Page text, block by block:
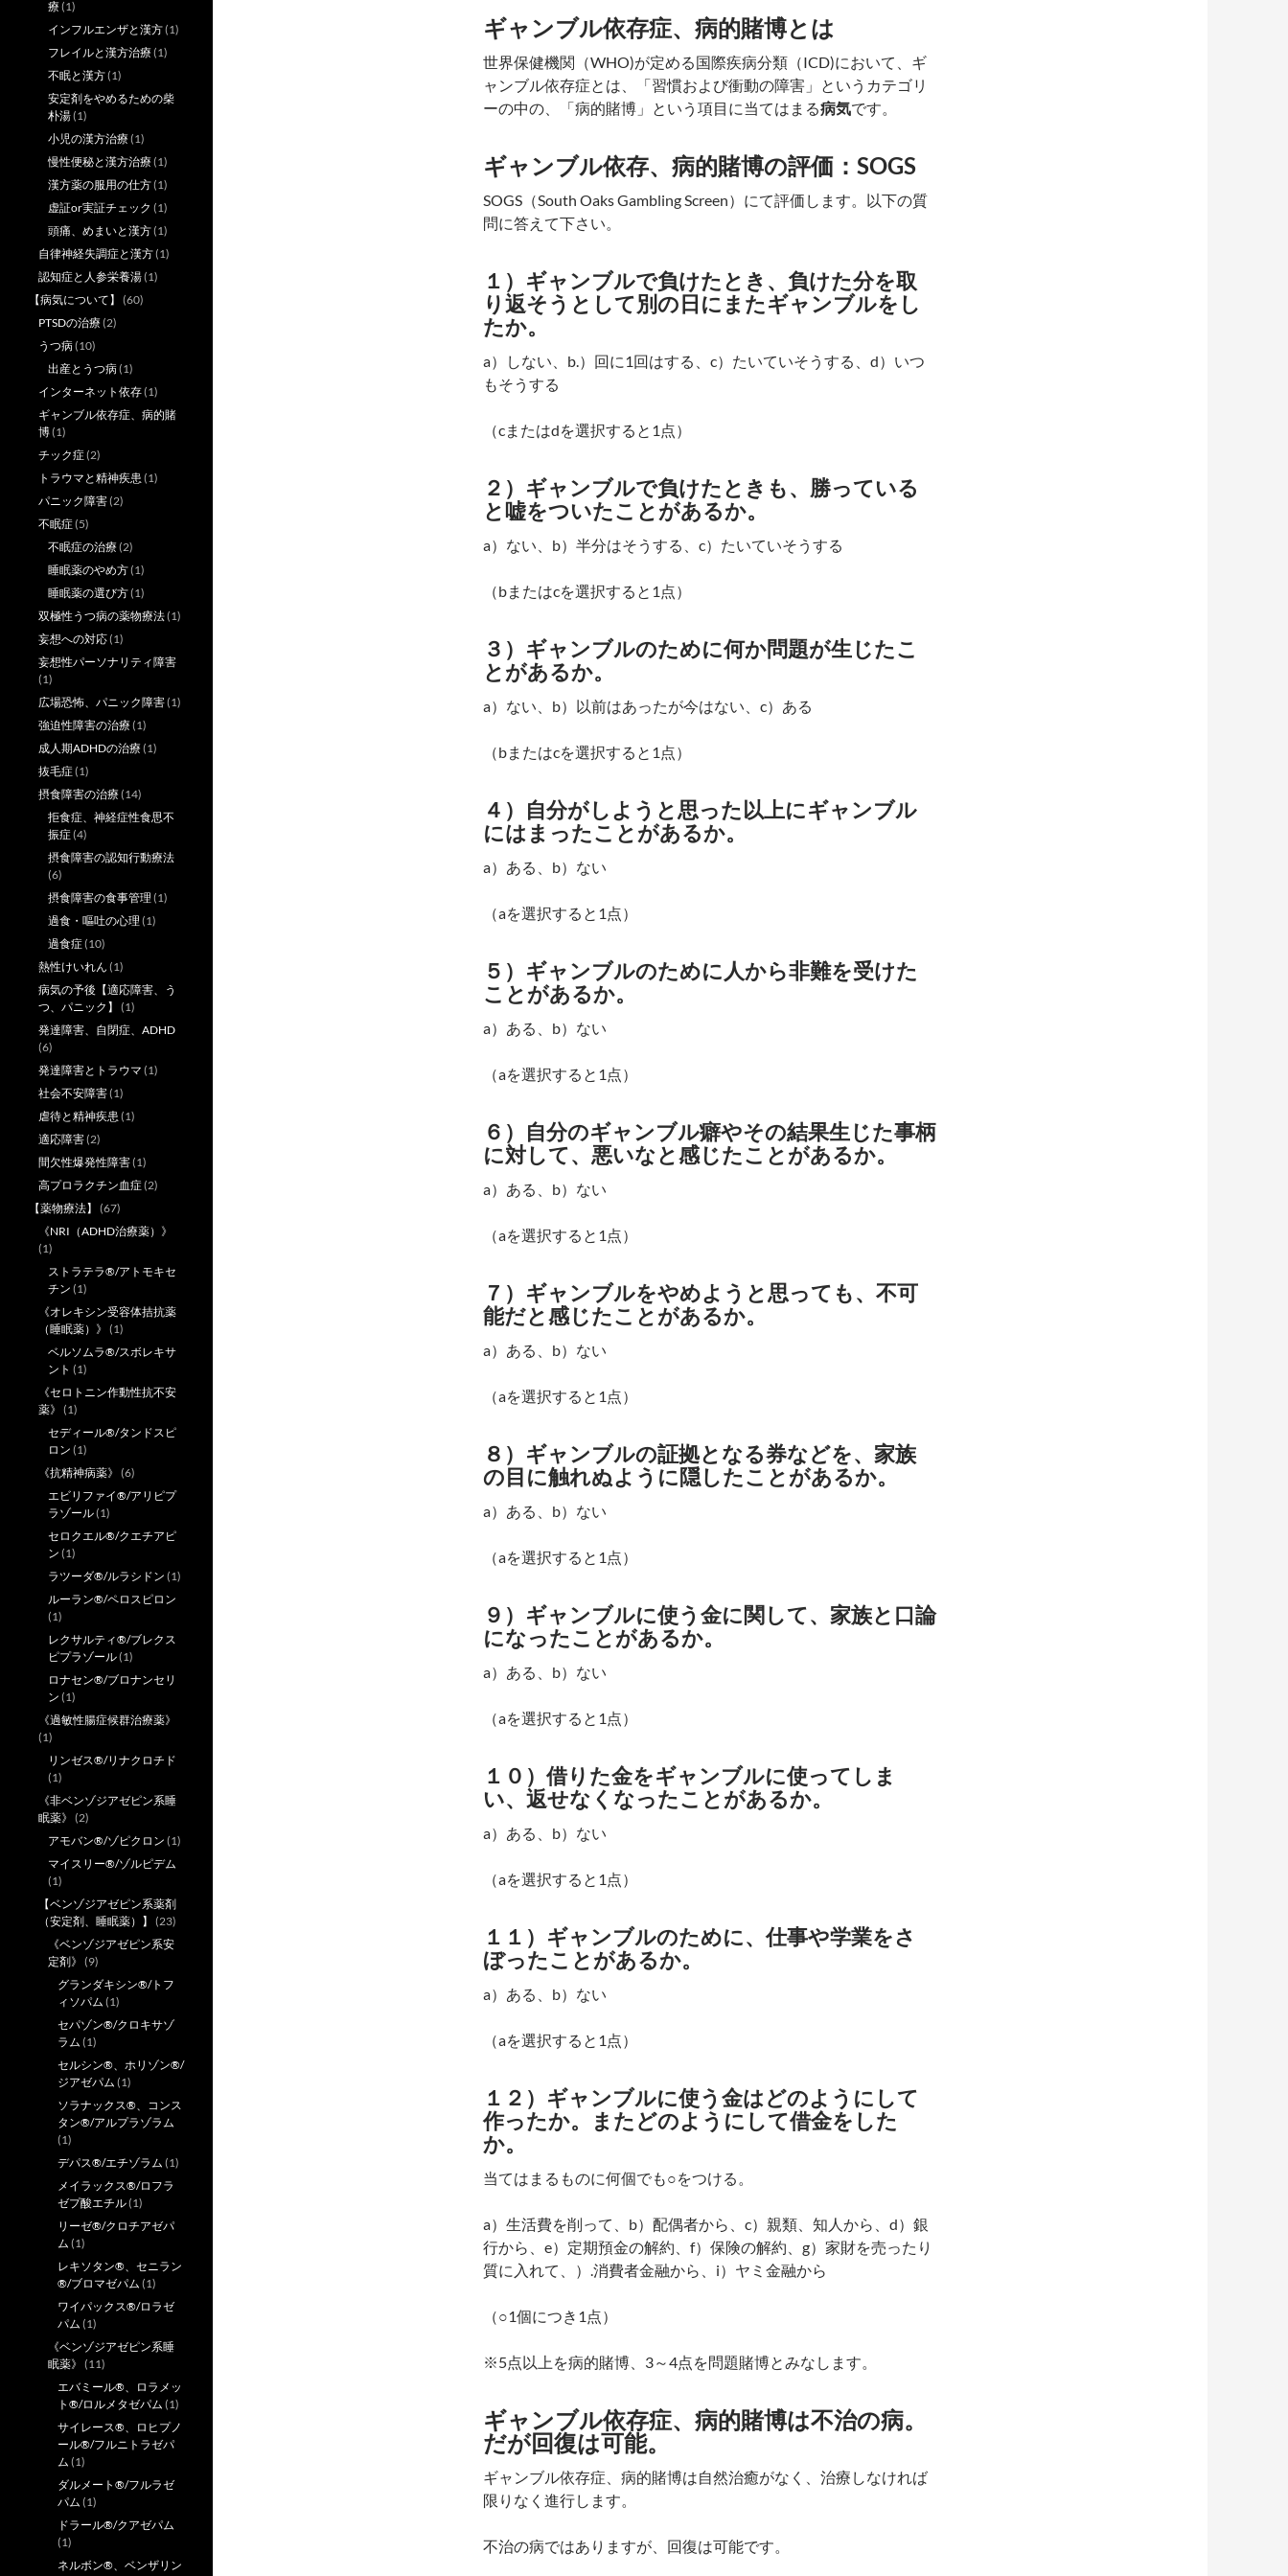
ギャンブル依存症、病的賭博とは
世界保健機関（WHO)が定める国際疾病分類（ICD)において、ギ
ャンブル依存症とは、「習慣および衝動の障害」というカテゴリ
ーの中の、「病的賭博」という項目に当てはまる病気です。
ギャンブル依存、病的賭博の評価：SOGS
SOGS（South Oaks Gambling Screen）にて評価します。以下の質
問に答えて下さい。
１）ギャンブルで負けたとき、負けた分を取
り返そうとして別の日にまたギャンブルをし
たか。
a）しない、b.）回に1回はする、c）たいていそうする、d）いつ
もそうする
（cまたはdを選択すると1点）
２）ギャンブルで負けたときも、勝っている
と嘘をついたことがあるか。
a）ない、b）半分はそうする、c）たいていそうする
（bまたはcを選択すると1点）
３）ギャンブルのために何か問題が生じたこ
とがあるか。
a）ない、b）以前はあったが今はない、c）ある
（bまたはcを選択すると1点）
４）自分がしようと思った以上にギャンブル
にはまったことがあるか。
a）ある、b）ない
（aを選択すると1点）
５）ギャンブルのために人から非難を受けた
ことがあるか。
a）ある、b）ない
（aを選択すると1点）
６）自分のギャンブル癖やその結果生じた事柄
に対して、悪いなと感じたことがあるか。
a）ある、b）ない
（aを選択すると1点）
７）ギャンブルをやめようと思っても、不可
能だと感じたことがあるか。
a）ある、b）ない
（aを選択すると1点）
８）ギャンブルの証拠となる券などを、家族
の目に触れぬように隠したことがあるか。
a）ある、b）ない
（aを選択すると1点）
９）ギャンブルに使う金に関して、家族と口論
になったことがあるか。
a）ある、b）ない
（aを選択すると1点）
１０）借りた金をギャンブルに使ってしま
い、返せなくなったことがあるか。
a）ある、b）ない
（aを選択すると1点）
１１）ギャンブルのために、仕事や学業をさ
ぼったことがあるか。
a）ある、b）ない
（aを選択すると1点）
１２）ギャンブルに使う金はどのようにして
作ったか。またどのようにして借金をした
か。
当てはまるものに何個でも○をつける。
a）生活費を削って、b）配偶者から、c）親類、知人から、d）銀
行から、e）定期預金の解約、f）保険の解約、g）家財を売ったり
質に入れて、）.消費者金融から、i）ヤミ金融から
（○1個につき1点）
※5点以上を病的賭博、3～4点を問題賭博とみなします。
ギャンブル依存症、病的賭博は不治の病。
だが回復は可能。
ギャンブル依存症、病的賭博は自然治癒がなく、治療しなければ
限りなく進行します。
不治の病ではありますが、回復は可能です。
療(1)
インフルエンザと漢方(1)
フレイルと漢方治療(1)
不眠と漢方(1)
安定剤をやめるための柴
朴湯(1)
小児の漢方治療(1)
慢性便秘と漢方治療(1)
漢方薬の服用の仕方(1)
虚証or実証チェック (1)
頭痛、めまいと漢方(1)
自律神経失調症と漢方(1)
認知症と人参栄養湯(1)
【病気について】
(60)
PTSDの治療(2)
うつ病(10)
出産とうつ病(1)
インターネット依存(1)
ギャンブル依存症、病的賭
博(1)
チック症(2)
トラウマと精神疾患 (1)
パニック障害(2)
不眠症(5)
不眠症の治療(2)
睡眠薬のやめ方(1)
睡眠薬の選び方(1)
双極性うつ病の薬物療法(1)
妄想への対応(1)
妄想性パーソナリティ障害
(1)
広場恐怖、パニック障害(1)
強迫性障害の治療(1)
成人期ADHDの治療(1)
抜毛症(1)
摂食障害の治療(14)
拒食症、神経症性食思不
振症(4)
摂食障害の認知行動療法
(6)
摂食障害の食事管理 (1)
過食・嘔吐の心理 (1)
過食症(10)
熱性けいれん (1)
病気の予後【適応障害、う
つ、パニック】
(1)
発達障害、自閉症、ADHD
(6)
発達障害とトラウマ (1)
社会不安障害(1)
虐待と精神疾患 (1)
適応障害(2)
間欠性爆発性障害(1)
高プロラクチン血症(2)
【薬物療法】
(67)
《NRI（ADHD治療薬）》
(1)
ストラテラ®/アトモキセ
チン (1)
《オレキシン受容体拮抗薬
（睡眠薬）》 (1)
ベルソムラ®/スボレキサ
ント (1)
《セロトニン作動性抗不安
薬》 (1)
セディール®/タンドスピ
ロン (1)
《抗精神病薬》 (6)
エビリファイ®/アリピプ
ラゾール(1)
セロクエル®/クエチアピ
ン (1)
ラツーダ®/ルラシドン (1)
ルーラン®/ペロスピロン
(1)
レクサルティ®/ブレクス
ピプラゾール(1)
ロナセン®/ブロナンセリ
ン (1)
《過敏性腸症候群治療薬》
(1)
リンゼス®/リナクロチド
(1)
《非ベンゾジアゼピン系睡
眠薬》 (2)
アモバン®/ゾピクロン (1)
マイスリー®/ゾルピデム
(1)
【ベンゾジアゼピン系薬剤
（安定剤、睡眠薬）】
(23)
《ベンゾジアゼピン系安
定剤》 (9)
グランダキシン®/トフ
ィソパム (1)
セパゾン®/クロキサゾ
ラム (1)
セルシン®、ホリゾン®/
ジアゼパム (1)
ソラナックス®、コンス
タン®/アルプラゾラム
(1)
デパス®/エチゾラム (1)
メイラックス®/ロフラ
ゼプ酸エチル(1)
リーゼ®/クロチアゼパ
ム (1)
レキソタン®、セニラン
®/ブロマゼパム (1)
ワイパックス®/ロラゼ
パム (1)
《ベンゾジアゼピン系睡
眠薬》 (11)
エバミール®、ロラメッ
ト®/ロルメタゼパム (1)
サイレース®、ロヒプノ
ール®/フルニトラゼパ
ム (1)
ダルメート®/フルラゼ
パム (1)
ドラール®/クアゼパム
(1)
ネルボン®、ベンザリン